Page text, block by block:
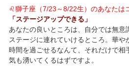
♌獅子座（7/23～8/22生）のあなたは
「ステージアップできる」
あなたの良いところは、自分では無意
ステージに連れていけるところ。華
時間を過ごせるなんて、それだけで相
気も湧いてくるはずですよ。